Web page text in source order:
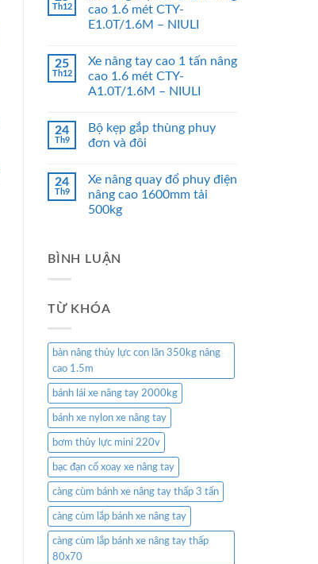
Th12
cao 1.6 mét CTY-
E1.0T/1.6M – NIULI
25
Th12
Xe nâng tay cao 1 tấn nâng
cao 1.6 mét CTY-
A1.0T/1.6M – NIULI
24
Th9
Bộ kẹp gắp thùng phuy
đơn và đôi
24
Th9
Xe nâng quay đổ phuy điện
nâng cao 1600mm tải
500kg
BÌNH LUẬN
TỪ KHÓA
bàn nâng thủy lực con lăn 350kg nâng
cao 1.5m
bánh lái xe nâng tay 2000kg
bánh xe nylon xe nâng tay
bơm thủy lực mini 220v
bạc đạn cổ xoay xe nâng tay
càng cùm bánh xe nâng tay thấp 3 tấn
càng cùm lắp bánh xe nâng tay
càng cùm lắp bánh xe nâng tay thấp
80x70